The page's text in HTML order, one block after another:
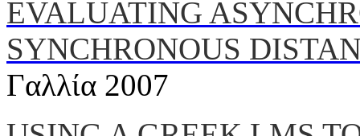
EVALUATING
SYNCHRONOUS
Γαλλία 2007